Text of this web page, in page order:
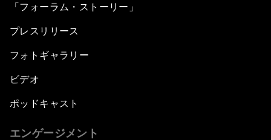
「フォーラム・ストーリー」
プレスリリース
フォトギャラリー
ビデオ
ポッドキャスト
エンゲージメント